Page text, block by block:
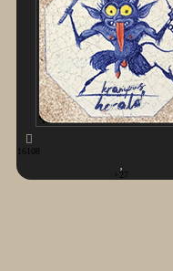
16108
+27